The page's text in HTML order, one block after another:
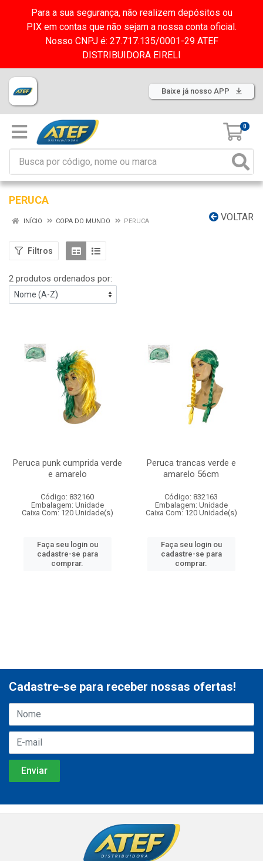
Para a sua segurança, não realizem depósitos ou
PIX em contas que não sejam a nossa conta oficial.
Nosso CNPJ é: 27.717.135/0001-29 ATEF
DISTRIBUIDORA EIRELI
Baixe já nosso APP
0
PERUCA
VOLTAR
INÍCIO COPA DO MUNDO PERUCA
Filtros
2 produtos ordenados por:
Peruca punk cumprida verde
e amarelo
Código: 832160
Embalagem: Unidade
Caixa Com: 120 Unidade(s)
Faça seu login ou
cadastre-se para
comprar.
Peruca trancas verde e
amarelo 56cm
Código: 832163
Embalagem: Unidade
Caixa Com: 120 Unidade(s)
Faça seu login ou
cadastre-se para
comprar.
Cadastre-se para receber nossas ofertas!